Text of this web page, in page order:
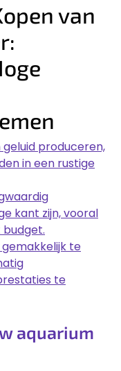
van
produceren,
in een rustige
kant zijn, vooral
te
te
aquarium